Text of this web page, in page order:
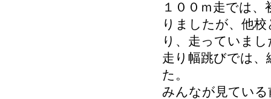
１００ｍ走では
りましたが、他
り、走っていまし
走り幅跳びでは
た。
みんなが見てい